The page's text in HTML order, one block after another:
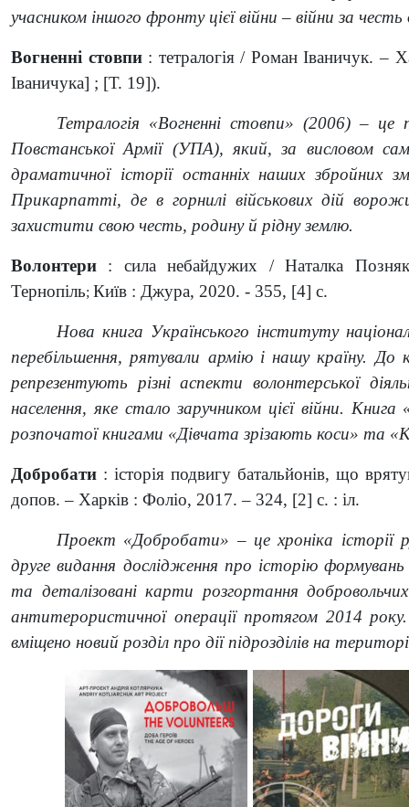
учасником іншого фронту цієї війни – війни за
Вогненні стовпи: тетралогія / Роман Іваничук. –
Іваничука] ; [Т. 19]).
Тетралогія «Вогненні стовпи» (2006) – це
Повстанської Армії (УПА), який, за висловом
драматичної історії останніх наших збройних
Прикарпатті, де в горнилі військових дій
захистити свою честь, родину й рідну землю.
Волонтери : сила небайдужих / Наталка
Тернопіль; Київ : Джура, 2020. - 355, [4] с.
Нова книга Українського інституту
перебільшення, рятували армію і нашу країну. До
репрезентують різні аспекти волонтерської
населення, яке стало заручником цієї війни.
розпочатої книгами «Дівчата зрізають коси» та
Добробати : історія подвигу батальйонів, що
допов. – Харків : Фоліо, 2017. – 324, [2] с. : іл.
Проект «Добробати» – це хроніка історії
друге видання дослідження про історію
та деталізовані карти розгортання
антитерористичної операції протягом 2014
вміщено новий розділ про дії підрозділів на